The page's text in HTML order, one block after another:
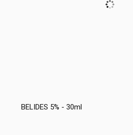
BELIDES 5% - 30ml